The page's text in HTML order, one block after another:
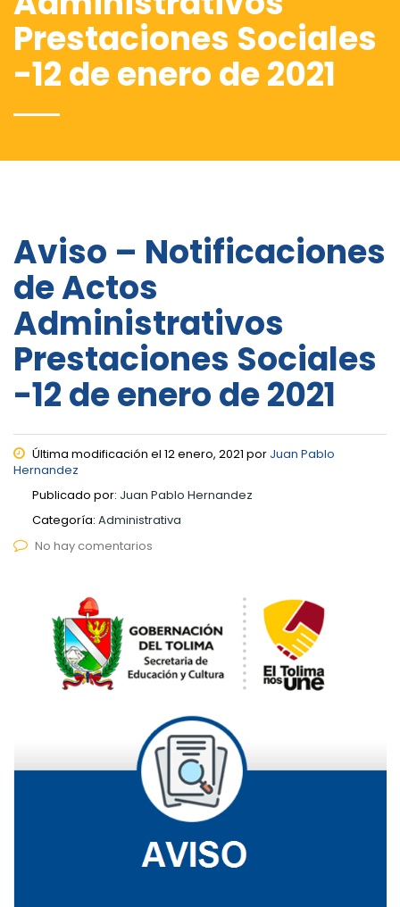
Prestaciones Sociales
-12 de enero de 2021
Aviso – Notificaciones
de Actos
Administrativos
Prestaciones Sociales
-12 de enero de 2021
Última modificación el 12 enero, 2021 por Juan Pablo
Hernandez
Publicado por: Juan Pablo Hernandez
Categoría: Administrativa
No hay comentarios